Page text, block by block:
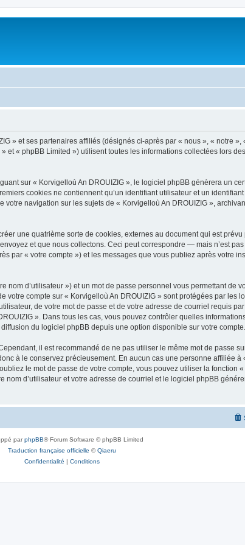
» et ses partenaires affiliés (désignés ci-après par « nous », « notre »,
« phpBB Limited ») utilisent toutes les informations collectées lors
sur « Korvigelloù An DROUIZIG », le logiciel phpBB génèrera un
cookies ne contiennent qu’un identifiant utilisateur et un
navigation sur les sujets de « Korvigelloù An DROUIZIG »,
une quatrième sorte de cookies, externes au document qui est
et que nous collectons. Ceci peut correspondre — mais n’est
par « votre compte ») et les messages que vous publiez après votre
d’utilisateur ») et un mot de passe personnel vous permettant de
compte sur « Korvigelloù An DROUIZIG » sont protégées par les
de votre mot de passe et de votre adresse de courriel requis
». Dans tous les cas, vous pouvez contrôler quelles
du logiciel phpBB depuis une option disponible sur votre compte.
il est recommandé de ne pas utiliser le même mot de passe
à le conservez précieusement. En aucun cas une personne affiliée
le mot de passe de votre compte, vous pouvez utiliser la fonction
d’utilisateur et votre adresse de courriel et le logiciel phpBB
parphpBB® Forum Software © phpBB Limited
Traduction française officielle ©Qiaeru
Confidentialité | Conditions